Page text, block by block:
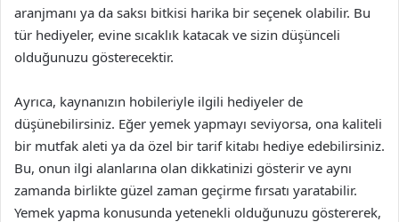
aranjmanı ya da saksı bitkisi harika bir seçenek olabilir. Bu
tür hediyeler, evine sıcaklık katacak ve sizin düşünceli
olduğunuzu gösterecektir.
Ayrıca, kaynanızın hobileriyle ilgili hediyeler de
düşünebilirsiniz. Eğer yemek yapmayı seviyorsa, ona kaliteli
bir mutfak aleti ya da özel bir tarif kitabı hediye edebilirsiniz.
Bu, onun ilgi alanlarına olan dikkatinizi gösterir ve aynı
zamanda birlikte güzel zaman geçirme fırsatı yaratabilir.
Yemek yapma konusunda yetenekli olduğunuzu göstererek,